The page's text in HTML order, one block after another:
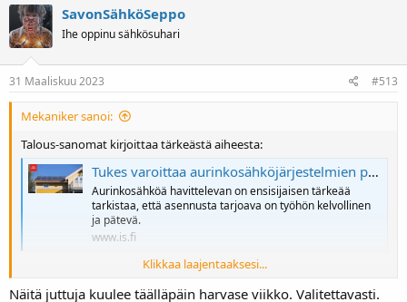
SavonSähköSeppo
Ihe oppinu sähkösuhari
31 Maaliskuu 2023 #513
Mekaniker sanoi:
Talous-sanomat kirjoittaa tärkeästä aiheesta:
Tukes varoittaa aurinkosähköjärjestelmien puutteista – virheet niin karkeita, että maallikkokin huomaa
Aurinkosähköä havittelevan on ensisijaisen tärkeää
tarkistaa, että asennusta tarjoava on työhön kelvollinen
ja pätevä.
www.is.fi
Klikkaa laajentaaksesi...
Näitä juttuja kuulee täälläpäin harvase viikko. Valitettavasti.